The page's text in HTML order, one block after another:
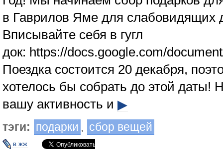
в Гаврилов Яме для слабовидящих
Вписывайте себя в гугл
док: https://docs.google.com/
Поездка состоится 20 декабря,
хотелось бы собрать до этой даты!
вашу активность и ▶
тэги: подарки , сбор вещей
в жж